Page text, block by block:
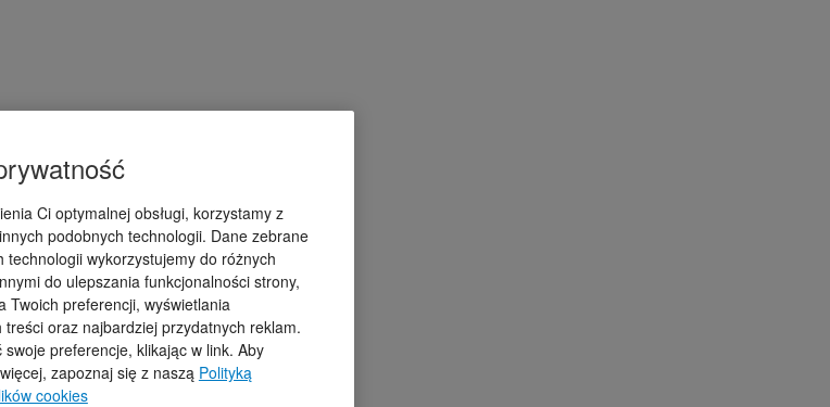
Ci optymalnej obsługi, korzystamy z
podobnych technologii. Dane zebrane
technologii wykorzystujemy do różnych
do ulepszania funkcjonalności strony,
Twoich preferencji, wyświetlania
treści oraz najbardziej przydatnych reklam.
swoje preferencje, klikając w link. Aby
zapoznaj się z naszą Polityką
cookies